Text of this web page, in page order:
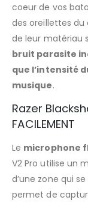
coeur de vos
des oreillettes
de leur matériau
bruit parasite
que l’intensité
musique.
Razer
FACILEMENT
Le microphone
V2 Pro utilise un
d’une zone qui
permet de